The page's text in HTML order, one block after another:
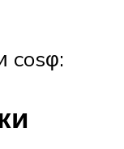
cosφ: